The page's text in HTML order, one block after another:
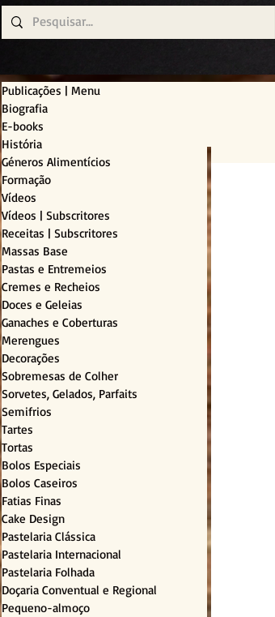
Publicações | Menu
Biografia
E-books
História
Géneros Alimentícios
Formação
Vídeos
Vídeos | Subscritores
Receitas | Subscritores
Massas Base
Pastas e Entremeios
Cremes e Recheios
Doces e Geleias
Ganaches e Coberturas
Merengues
Decorações
Sobremesas de Colher
Sorvetes, Gelados, Parfaits
Semifrios
Tartes
Tortas
Bolos Especiais
Bolos Caseiros
Fatias Finas
Cake Design
Pastelaria Clássica
Pastelaria Internacional
Pastelaria Folhada
Doçaria Conventual e Regional
Pequeno-almoço